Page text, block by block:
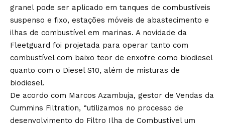
granel pode ser aplicado em tanques de combustíveis
suspenso e fixo, estações móveis de abastecimento e
ilhas de combustível em marinas. A novidade da
Fleetguard foi projetada para operar tanto com
combustível com baixo teor de enxofre como biodiesel
quanto com o Diesel S10, além de misturas de
biodiesel.
De acordo com Marcos Azambuja, gestor de Vendas da
Cummins Filtration, “utilizamos no processo de
desenvolvimento do Filtro Ilha de Combustível um